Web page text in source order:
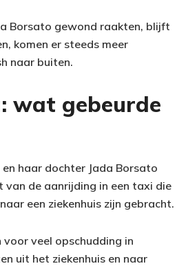
Borsato gewond raakten, blijft
komen er steeds meer
naar buiten.
wat gebeurde
haar dochter Jada Borsato
van de aanrijding in een taxi die
een ziekenhuis zijn gebracht.
veel opschudding in
uit het ziekenhuis en naar